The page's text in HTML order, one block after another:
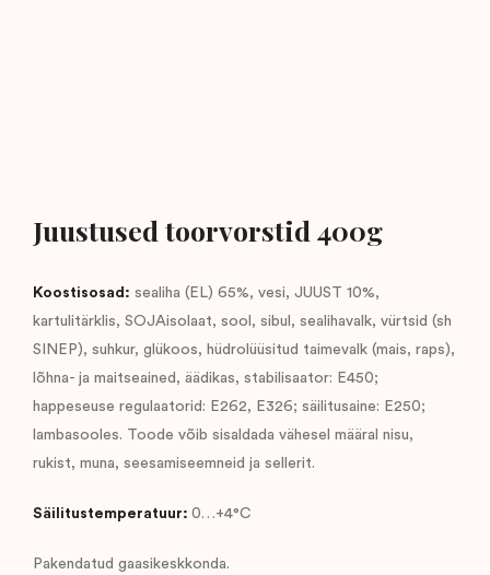
Juustused toorvorstid 400g
Koostisosad: sealiha (EL) 65%, vesi, JUUST 10%,
kartulitärklis, SOJAisolaat, sool, sibul, sealihavalk, vürtsid (sh
SINEP), suhkur, glükoos, hüdrolüüsitud taimevalk (mais, raps),
lõhna- ja maitseained, äädikas, stabilisaator: E450;
happeseuse regulaatorid: E262, E326; säilitusaine: E250;
lambasooles. Toode võib sisaldada vähesel määral nisu,
rukist, muna, seesamiseemneid ja sellerit.
Säilitustemperatuur: 0…+4°C
Pakendatud gaasikeskkonda.